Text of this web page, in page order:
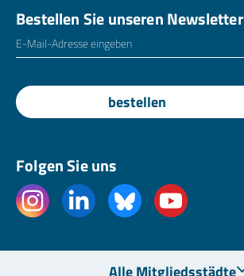
Bestellen Sie unseren Newsletter
E-Mailadresse
bestellen
Folgen Sie uns
Alle Mitgliedsstädte